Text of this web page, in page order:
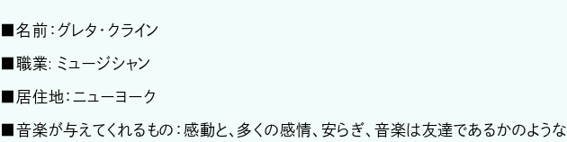
■名前：グレタ・クライン
■職業: ミュージシャン
■居住地：ニューヨーク
■音楽が与えてくれるもの：感動と、多くの感情、安らぎ、音楽は友達であるかのような